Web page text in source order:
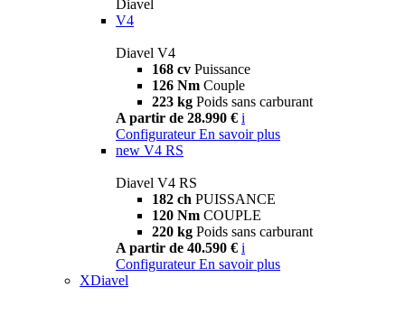
Diavel
V4
Diavel V4
168 cv Puissance
126 Nm Couple
223 kg Poids sans carburant
A partir de 28.990 € i
Configurateur En savoir plus
new V4 RS
Diavel V4 RS
182 ch PUISSANCE
120 Nm COUPLE
220 kg Poids sans carburant
A partir de 40.590 € i
Configurateur En savoir plus
XDiavel